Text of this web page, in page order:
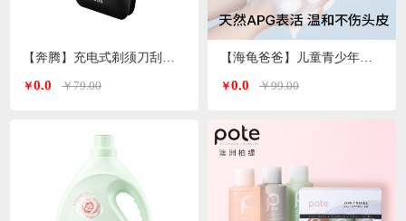
【奔腾】充电式剃须刀刮胡刀PQ8602
￥0.0 ￥79.00
【海龟爸爸】儿童青少年沐浴露/洗发水500ml/瓶
￥0.0 ￥99.00